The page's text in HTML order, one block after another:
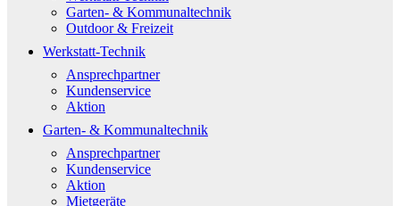
Garten- & Kommunaltechnik
Outdoor & Freizeit
Werkstatt-Technik
Ansprechpartner
Kundenservice
Aktion
Garten- & Kommunaltechnik
Ansprechpartner
Kundenservice
Aktion
Mietgeräte